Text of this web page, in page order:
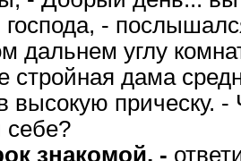
господа, -
дальнем углу
стройная дама
высокую прическу.
себе?
знакомой, -